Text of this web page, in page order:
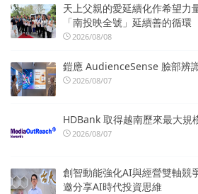
天上父親的愛延續化作希望力
「南投映全號」延續善的循環
2026/08/08
鎧應 AudienceSense 臉部辨
2026/08/07
HDBank 取得越南歷來最大規
2026/08/07
創智動能強化AI與經營雙軸競
邀分享AI時代投資思維